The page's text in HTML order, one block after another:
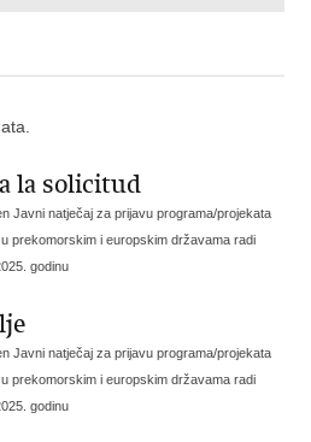
la solicitud
Javni natječaj za prijavu programa/projekata
prekomorskim i europskim državama radi
godinu
Javni natječaj za prijavu programa/projekata
prekomorskim i europskim državama radi
godinu